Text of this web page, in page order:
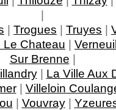
|
| Trogues | Truyes |
Le Chateau |
Sur Brenne |
| La Ville Aux
| Villeloin
| Vouvray|